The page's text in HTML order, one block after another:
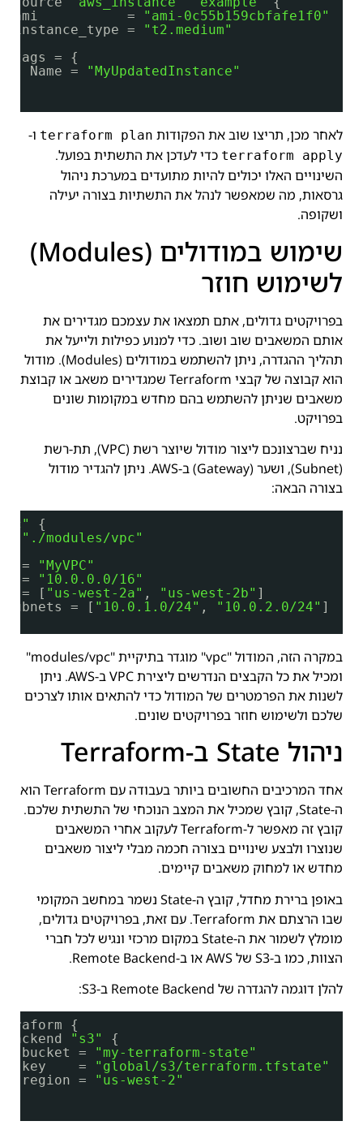
ami           =
"ami-0c55b159cbfafe1f0"
instance_type =
"t2.medium"
tags = {
Name =
"MyUpdatedInstance"
לאחר מכן, תריצו שוב את הפקודות terraform plan ו-
terraform apply כדי לעדכן את התשתית בפועל.
השינויים האלו יכולים להיות מתועדים במערכת ניהול
גרסאות, מה שמאפשר לנהל את התשתיות בצורה יעילה
ושקופה.
שימוש במודולים (Modules)
לשימוש חוזר
בפרויקטים גדולים, אתם תמצאו את עצמכם מגדירים את
אותם המשאבים שוב ושוב. כדי למנוע כפילות ולייעל את
תהליך ההגדרה, ניתן להשתמש במודולים (Modules). מודול
הוא קבוצה של קבצי Terraform שמגדירים משאב או קבוצת
משאבים שניתן להשתמש בהם מחדש במקומות שונים
בפרויקט.
נניח שברצונכם ליצור מודול שיוצר רשת (VPC), תת-רשת
(Subnet), ושער (Gateway) ב-AWS. ניתן להגדיר מודול
בצורה הבאה:
{
"./modules/vpc"
=
"MyVPC"
=
"10.0.0.0/16"
= [ "us-west-2a" , "us-west-2b" ]
= [ "10.0.1.0/24" , "10.0.2.0/24" ]
במקרה הזה, המודול "vpc" מוגדר בתיקיית "modules/vpc"
ומכיל את כל הקבצים הנדרשים ליצירת VPC ב-AWS. ניתן
לשנות את הפרמטרים של המודול כדי להתאים אותו לצרכים
שלכם ולשימוש חוזר בפרויקטים שונים.
ניהול State ב-Terraform
אחד המרכיבים החשובים ביותר בעבודה עם Terraform הוא
ה-State, קובץ שמכיל את המצב הנוכחי של התשתית שלכם.
קובץ זה מאפשר ל-Terraform לעקוב אחרי המשאבים
שנוצרו ולבצע שינויים בצורה חכמה מבלי ליצור משאבים
מחדש או למחוק משאבים קיימים.
באופן ברירת מחדל, קובץ ה-State נשמר במחשב המקומי
שבו הרצתם את Terraform. עם זאת, בפרויקטים גדולים,
מומלץ לשמור את ה-State במקום מרכזי ונגיש לכל חברי
הצוות, כמו ב-S3 של AWS או ב-Remote Backend.
להלן דוגמה להגדרה של Remote Backend ב-S3:
{
backend
"s3"
{
bucket =
"my-terraform-state"
key    =
"global/s3/terraform.tfstate"
region =
"us-west-2"